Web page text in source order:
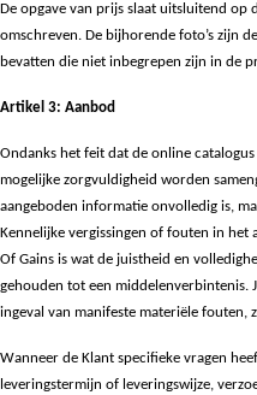
De opgave van prijs slaat uitsluitend
omschreven. De bijhorende foto’s zijn
bevatten die niet inbegrepen zijn in de
Artikel 3: Aanbod
Ondanks het feit dat de online
mogelijke zorgvuldigheid worden
aangeboden informatie onvolledig is,
Kennelijke vergissingen of fouten in het
Of Gains is wat de juistheid en
gehouden tot een middelenverbintenis.
ingeval van manifeste materiële fouten,
Wanneer de Klant specifieke vragen
leveringstermijn of leveringswijze,